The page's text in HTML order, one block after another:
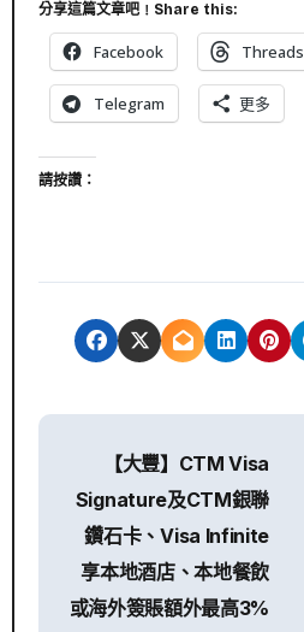
分享這篇文章吧﹗Share this:
Facebook Threads
Telegram 更多
請按讚：
文
【大豐】CTM Visa
Signature及CTM銀聯
鑽石卡、Visa Infinite
享本地酒店、本地餐飲
或海外簽賬額外最高3%